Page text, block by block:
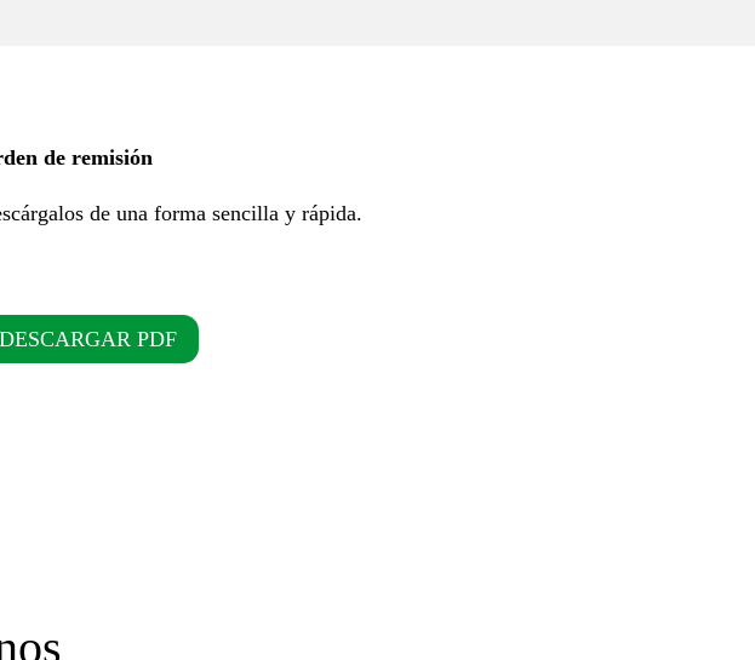
de remisión
de una forma sencilla y rápida.
DESCARGAR PDF